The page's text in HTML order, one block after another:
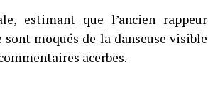
estimant que l’ancien rappeur
moqués de la danseuse visible
acerbes.